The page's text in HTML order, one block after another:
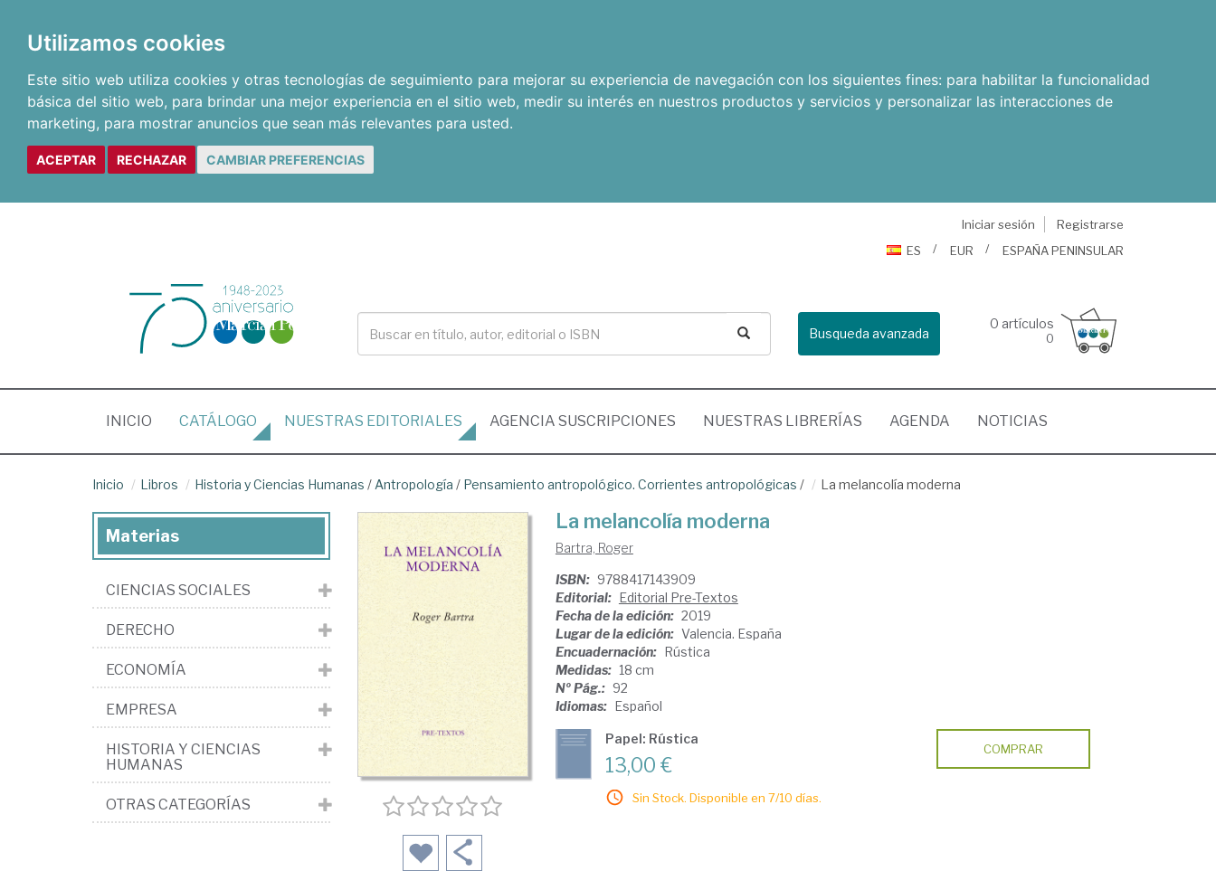
Utilizamos cookies
Este sitio web utiliza cookies y otras tecnologías de seguimiento para mejorar su experiencia de navegación con los siguientes fines: para habilitar la funcionalidad
básica del sitio web, para brindar una mejor experiencia en el sitio web, medir su interés en nuestros productos y servicios y personalizar las interacciones de
marketing, para mostrar anuncios que sean más relevantes para usted.
ACEPTAR RECHAZAR CAMBIAR PREFERENCIAS
Iniciar sesión
Registrarse
ES
EUR ESPAÑA PENINSULAR
Busqueda avanzada
0 artículos
0
INICIO (CURRENT)
CATÁLOGO NUESTRAS EDITORIALES AGENCIA SUSCRIPCIONES NUESTRAS LIBRERÍAS AGENDA NOTICIAS
Inicio Libros Historia y Ciencias Humanas / Antropología / Pensamiento antropológico. Corrientes antropológicas / La melancolía moderna
La melancolía moderna
Bartra, Roger
ISBN: 9788417143909
Editorial: Editorial Pre-Textos
Fecha de la edición: 2019
Lugar de la edición: Valencia. España
Encuadernación: Rústica
Medidas: 18 cm
Nº Pág.: 92
Idiomas: Español
Papel: Rústica
13,00 €
Sin Stock. Disponible en 7/10 días.
COMPRAR
Materias
CIENCIAS SOCIALES
DERECHO
ECONOMÍA
EMPRESA
HISTORIA Y CIENCIAS
HUMANAS
OTRAS CATEGORÍAS